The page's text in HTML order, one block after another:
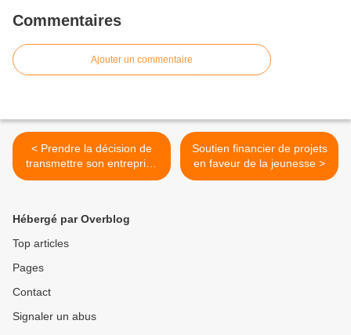
Commentaires
Ajouter un commentaire
< Prendre la décision de
transmettre son entreprise
?
Soutien financier de projets
en faveur de la jeunesse >
Hébergé par Overblog
Top articles
Pages
Contact
Signaler un abus